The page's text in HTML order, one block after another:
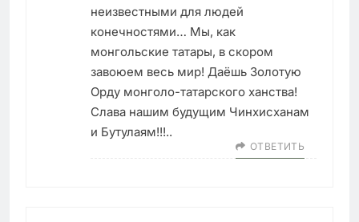
неизвестными для людей
конечностями… Мы, как
монгольские татары, в скором
завоюем весь мир! Даёшь Золотую
Орду монголо-татарского ханства!
Слава нашим будущим Чинхисханам
и Бутулаям!!!..
ОТВЕТИТЬ